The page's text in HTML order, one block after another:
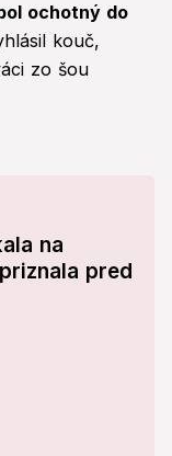
ochotný do
kouč,
zo šou
na
pred